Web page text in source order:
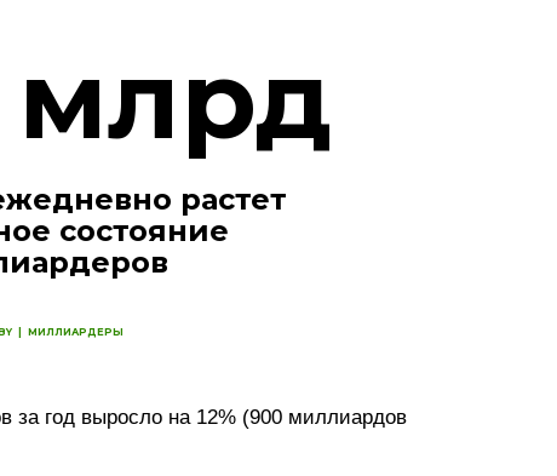
млрд
растет
состояние
МИЛЛИАРДЕРЫ
за год выросло на 12% (900 миллиардов
О ПРОЕКТЕ
РЕКЛАМА
КОНТАКТЫ